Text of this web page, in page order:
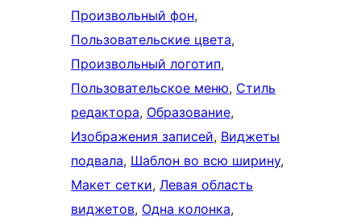
Произвольный фон
Пользовательские цвета
Произвольный логотип
Пользовательское меню, Стиль
редактора, Образование
Изображения записей, Виджеты
подвала, Шаблон во всю ширину
Макет сетки, Левая область
виджетов, Одна колонка